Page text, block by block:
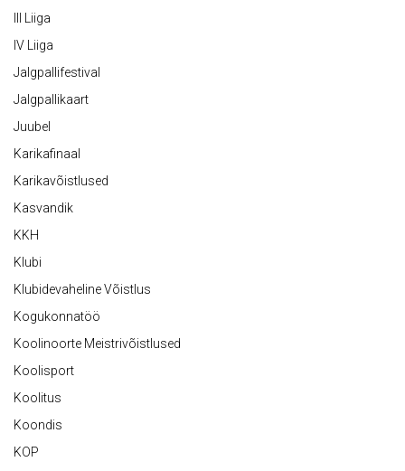
III Liiga
IV Liiga
Jalgpallifestival
Jalgpallikaart
Juubel
Karikafinaal
Karikavõistlused
Kasvandik
KKH
Klubi
Klubidevaheline Võistlus
Kogukonnatöö
Koolinoorte Meistrivõistlused
Koolisport
Koolitus
Koondis
KOP